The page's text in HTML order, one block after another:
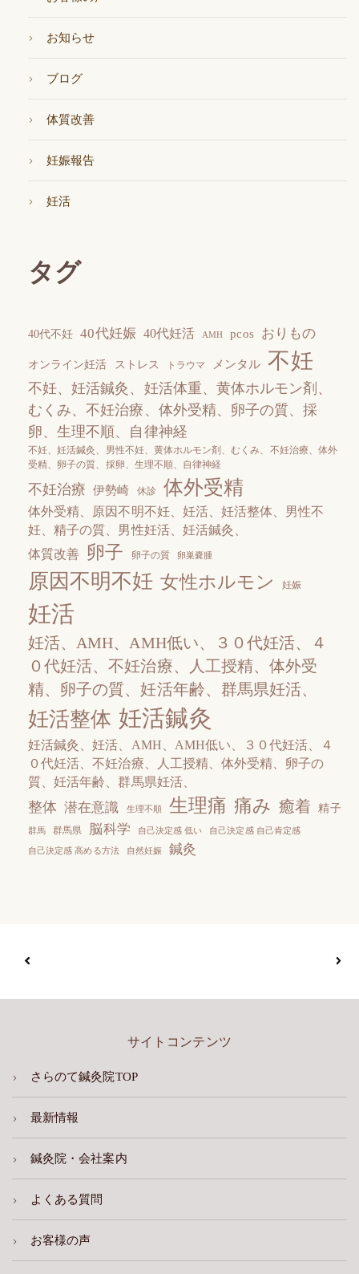
お知らせ
ブログ
体質改善
妊娠報告
妊活
タグ
40代不妊 40代妊娠 40代妊活 AMH pcos おりもの
オンライン妊活 ストレス トラウマ メンタル 不妊
不妊、妊活鍼灸、妊活体重、黄体ホルモン剤、
むくみ、不妊治療、体外受精、卵子の質、採
卵、生理不順、自律神経
不妊、妊活鍼灸、男性不妊、黄体ホルモン剤、むくみ、不妊治療、体外
受精、卵子の質、採卵、生理不順、自律神経
不妊治療 伊勢崎 休診 体外受精
体外受精、原因不明不妊、妊活、妊活整体、男性不
妊、精子の質、男性妊活、妊活鍼灸、
体質改善 卵子 卵子の質 卵巣嚢腫
原因不明不妊 女性ホルモン 妊娠
妊活
妊活、AМH、AМH低い、３０代妊活、４
０代妊活、不妊治療、人工授精、体外受
精、卵子の質、妊活年齢、群馬県妊活、
妊活整体 妊活鍼灸
妊活鍼灸、妊活、AМH、AМH低い、３０代妊活、４
０代妊活、不妊治療、人工授精、体外受精、卵子の
質、妊活年齢、群馬県妊活、
整体 潜在意識 生理不順 生理痛 痛み 癒着 精子
群馬 群馬県 脳科学 自己決定感 低い 自己決定感 自己肯定感
自己決定感 高める方法 自然妊娠 鍼灸
サイトコンテンツ
さらのて鍼灸院TOP
最新情報
鍼灸院・会社案内
よくある質問
お客様の声